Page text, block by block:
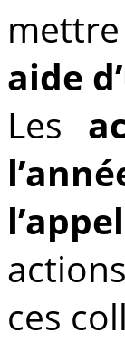
aide
Les
ces